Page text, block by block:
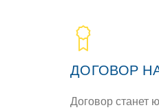
ДОГОВОР
Договор станет